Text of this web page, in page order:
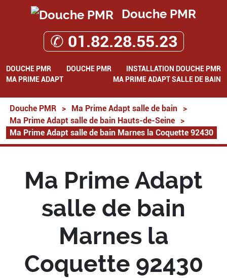
Douche PMR
✆ 01.82.28.55.23
DOUCHE PMR DOUCHE PMR
INSTALLATION DOUCHE PMR
MA PRIME ADAPT
MA PRIME ADAPT SALLE DE BAIN
Douche PMR > Ma Prime Adapt salle de bain
>
Ma Prime Adapt salle de bain Hauts-de-Seine
>
Ma Prime Adapt salle de bain Marnes la Coquette 92430
Ma Prime Adapt
salle de bain
Marnes la
Coquette 92430